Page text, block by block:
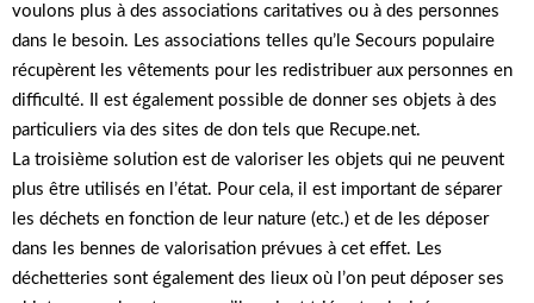
voulons plus à des associations caritatives ou à des personnes
dans le besoin. Les associations telles qu’le Secours populaire
récupèrent les vêtements pour les redistribuer aux personnes en
difficulté. Il est également possible de donner ses objets à des
particuliers via des sites de don tels que Recupe.net.
La troisième solution est de valoriser les objets qui ne peuvent
plus être utilisés en l’état. Pour cela, il est important de séparer
les déchets en fonction de leur nature (etc.) et de les déposer
dans les bennes de valorisation prévues à cet effet. Les
déchetteries sont également des lieux où l’on peut déposer ses